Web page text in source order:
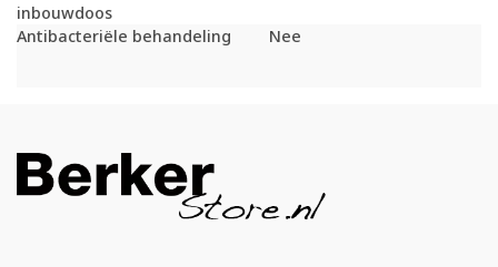
inbouwdoos
Antibacteriële behandeling Nee